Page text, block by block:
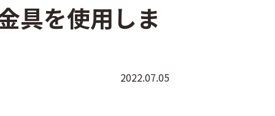
具を使用しま
2022.07.05